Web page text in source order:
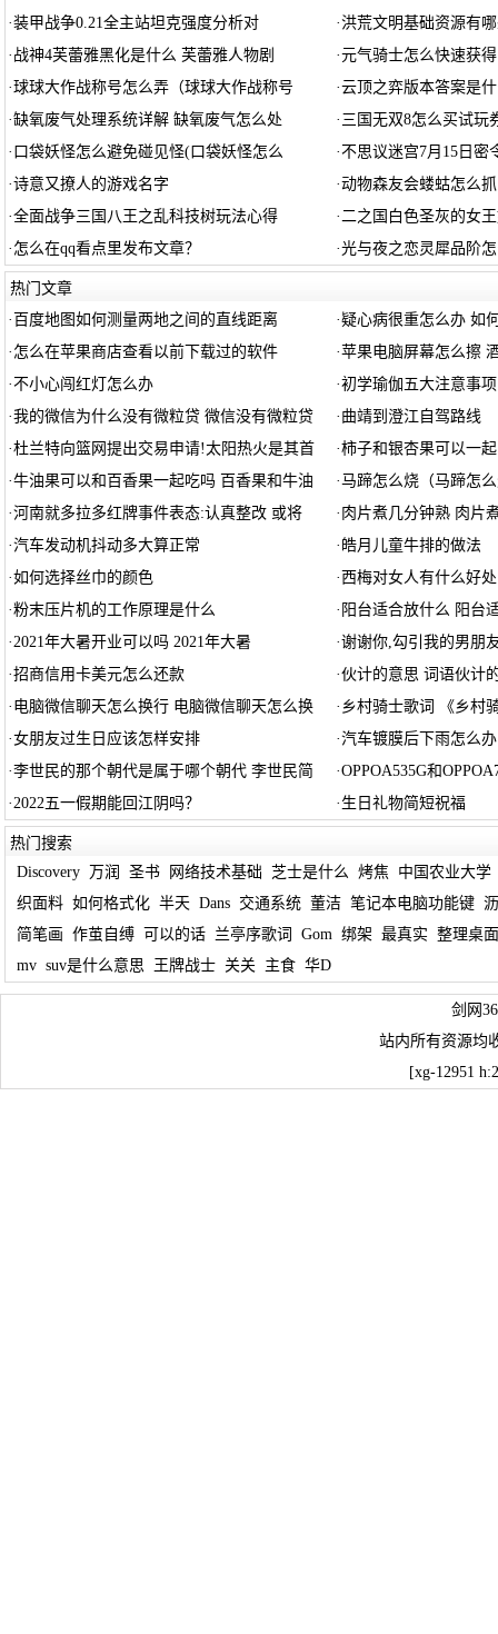
·装甲战争0.21全主站坦克强度分析对 ·洪荒文明基础资源有
· 战神4芙蕾雅黑化是什么 芙蕾雅人物剧 ·元气骑士怎么快速获
·球球大作战称号怎么弄（球球大作战称号 ·云顶之弈版本答案是
·缺氧废气处理系统详解 缺氧废气怎么处 · 三国无双8怎么买试玩
· 口袋妖怪怎么避免碰见怪(口袋妖怪怎么 ·不思议迷宫7月15日密
·诗意又撩人的游戏名字 ·动物森友会蝼蛄怎么
·全面战争三国八王之乱科技树玩法心得 ·二之国白色圣灰的女
· 怎么在qq看点里发布文章？ ·光与夜之恋灵犀品阶
热门文章
· 百度地图如何测量两地之间的直线距离 ·疑心病很重怎么办 如
· 怎么在苹果商店查看以前下载过的软件 ·苹果电脑屏幕怎么擦
·不小心闯红灯怎么办 ·初学瑜伽五大注意事项
·我的微信为什么没有微粒贷 微信没有微粒贷 · 曲靖到澄江自驾路线
·杜兰特向篮网提出交易申请!太阳热火是其首 ·柿子和银杏果可以一
·牛油果可以和百香果一起吃吗 百香果和牛油 ·马蹄怎么烧（马蹄怎
·河南就多拉多红牌事件表态:认真整改 或将 · 肉片煮几分钟熟 肉片
·汽车发动机抖动多大算正常 · 皓月儿童牛排的做法
·如何选择丝巾的颜色 · 西梅对女人有什么好
·粉末压片机的工作原理是什么 · 阳台适合放什么 阳台
·2021年大暑开业可以吗 2021年大暑 ·谢谢你,勾引我的男朋
·招商信用卡美元怎么还款 ·伙计的意思 词语伙计
· 电脑微信聊天怎么换行 电脑微信聊天怎么换 · 乡村骑士歌词 《乡村
·女朋友过生日应该怎样安排 ·汽车镀膜后下雨怎么办
·李世民的那个朝代是属于哪个朝代 李世民简 ·OPPOA535G和
·2022五一假期能回江阴吗？ · 生日礼物简短祝福
热门搜索
Discovery
万润 圣书 网络技术基础 芝士是什么 烤焦
中国农业大学
织面料 如何格式化 半天 Dans 交通系统 董洁 笔记本电脑功能键
简笔画 作茧自缚 可以的话 兰亭序歌词 Gom 绑架 最真实 整理桌面
mv suv是什么意思 王牌战士 关关 主食 华D
剑网
站内所有资源均
[xg-12951